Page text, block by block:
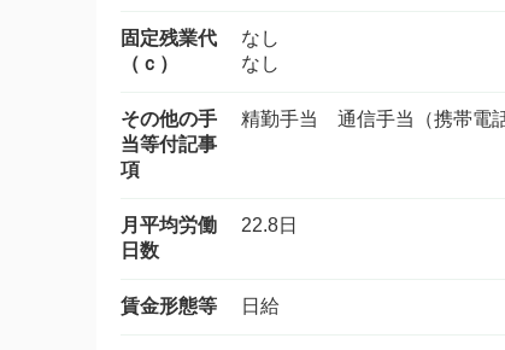
固定残業代
（ｃ）
なし
なし
その他の手
当等付記事
項
精勤手当 通信手当（携帯電
月平均労働
日数
22.8日
賃金形態等 日給